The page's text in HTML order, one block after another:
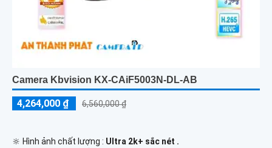
Camera Kbvision KX-CAiF5003N-DL-AB
4,264,000 ₫ 6,560,000 ₫
🔆 Hình ảnh chất lượng : Ultra 2k+ sắc nét .